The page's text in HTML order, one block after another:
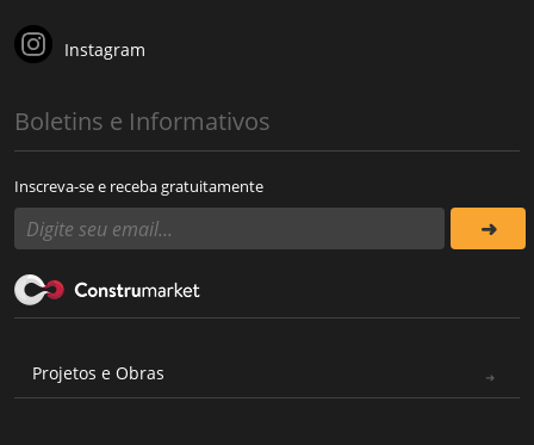
Instagram
Boletins e Informativos
Inscreva-se e receba gratuitamente
Projetos e Obras